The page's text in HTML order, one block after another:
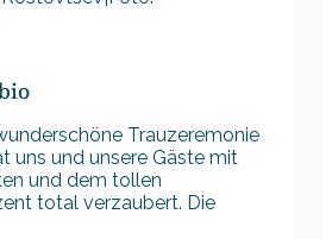
Trauzeremonie
uns und unsere Gäste mit
und dem tollen
total verzaubert. Die